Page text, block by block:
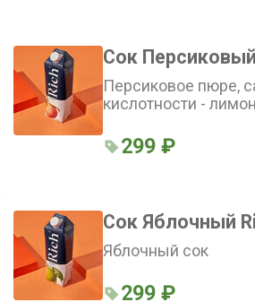
Сок
Персиковое пюре,
кислотности -
299 ₽
Сок Яблочный
Яблочный сок
299 ₽